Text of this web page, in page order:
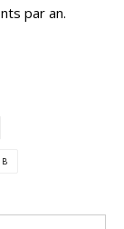
par an.